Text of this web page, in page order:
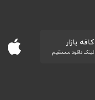
کافه بازار
لینک دانلود مستقیم